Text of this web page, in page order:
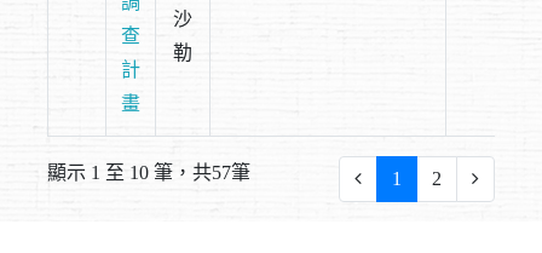
查
計
畫
沙
勒
顯示 1 至 10 筆，共57筆 1 2